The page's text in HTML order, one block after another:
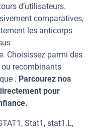
d’utilisateurs.
comparatives,
les anticorps
Choisissez parmi des
recombinants
. Parcourez nos
pour
Stat1, stat1.L,